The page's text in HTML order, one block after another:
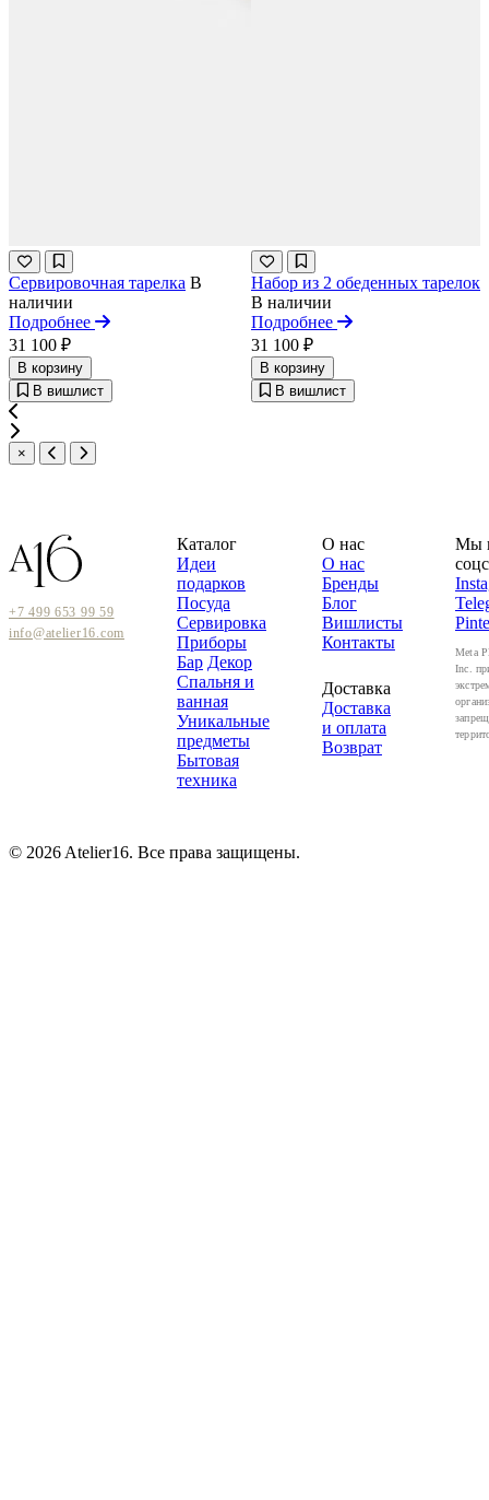
Сервировочная тарелка В
наличии
Подробнее
31 100 ₽
В корзину
В вишлист
Набор из 2 обеденных тарелок
В наличии
Подробнее
31 100 ₽
В корзину
В вишлист
×
+7 499 653 99 59
info@atelier16.com
Каталог
Идеи
подарков
Посуда
Сервировка
Приборы
Бар Декор
Спальня и
ванная
Уникальные
предметы
Бытовая
техника
О нас
О нас
Бренды
Блог
Вишлисты
Контакты
Доставка
Доставка
и оплата
Возврат
Мы
Meta
Inc.
© 2026 Atelier16. Все права защищены.